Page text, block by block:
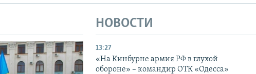
НОВОСТИ
13:27
«На Кинбурне армия РФ в глухой
обороне» – командир ОТК «Одесса»